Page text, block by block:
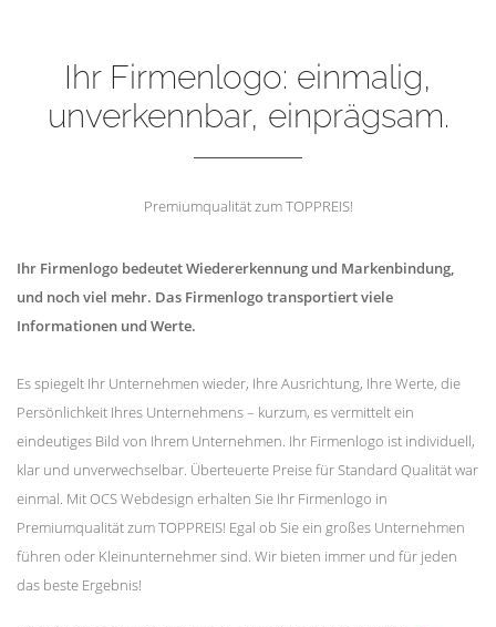
Ihr Firmenlogo: einmalig,
unverkennbar, einprägsam.
Premiumqualität zum TOPPREIS!
Ihr Firmenlogo bedeutet Wiedererkennung und Markenbindung,
und noch viel mehr. Das Firmenlogo transportiert viele
Informationen und Werte.
Es spiegelt Ihr Unternehmen wieder, Ihre Ausrichtung, Ihre Werte, die
Persönlichkeit Ihres Unternehmens – kurzum, es vermittelt ein
eindeutiges Bild von Ihrem Unternehmen. Ihr Firmenlogo ist individuell,
klar und unverwechselbar. Überteuerte Preise für Standard Qualität war
einmal. Mit OCS Webdesign erhalten Sie Ihr Firmenlogo in
Premiumqualität zum TOPPREIS! Egal ob Sie ein großes Unternehmen
führen oder Kleinunternehmer sind. Wir bieten immer und für jeden
das beste Ergebnis!